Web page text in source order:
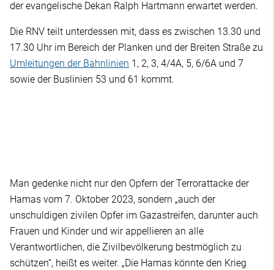
der evangelische Dekan Ralph Hartmann erwartet werden.
Die RNV teilt unterdessen mit, dass es zwischen 13.30 und
17.30 Uhr im Bereich der Planken und der Breiten Straße zu
Umleitungen der Bahnlinien 1, 2, 3, 4/4A, 5, 6/6A und 7
sowie der Buslinien 53 und 61 kommt.
Man gedenke nicht nur den Opfern der Terrorattacke der
Hamas vom 7. Oktober 2023, sondern „auch der
unschuldigen zivilen Opfer im Gazastreifen, darunter auch
Frauen und Kinder und wir appellieren an alle
Verantwortlichen, die Zivilbevölkerung bestmöglich zu
schützen“, heißt es weiter. „Die Hamas könnte den Krieg